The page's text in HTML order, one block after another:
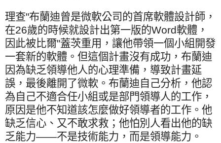
理查"布蘭迪曾是微軟公司的首席軟體設計師，
在26歲的時候就設計出第一版的Word軟體，
因此被比爾"蓋茨重用，讓他帶領一個小組開發
一套新的軟體。但這個計畫沒有成功，布蘭迪
因為缺乏領導他人的心理準備，導致計畫延
誤，最後離開了微軟。布蘭迪自己分析，他認
為自己不適合任小組或是部門領導人的工作，
原因是他不知道該怎麼做好領導者的工作。他
缺乏信心、又不敢求救；他怕別人看出他的缺
乏能力——不是技術能力，而是領導能力。